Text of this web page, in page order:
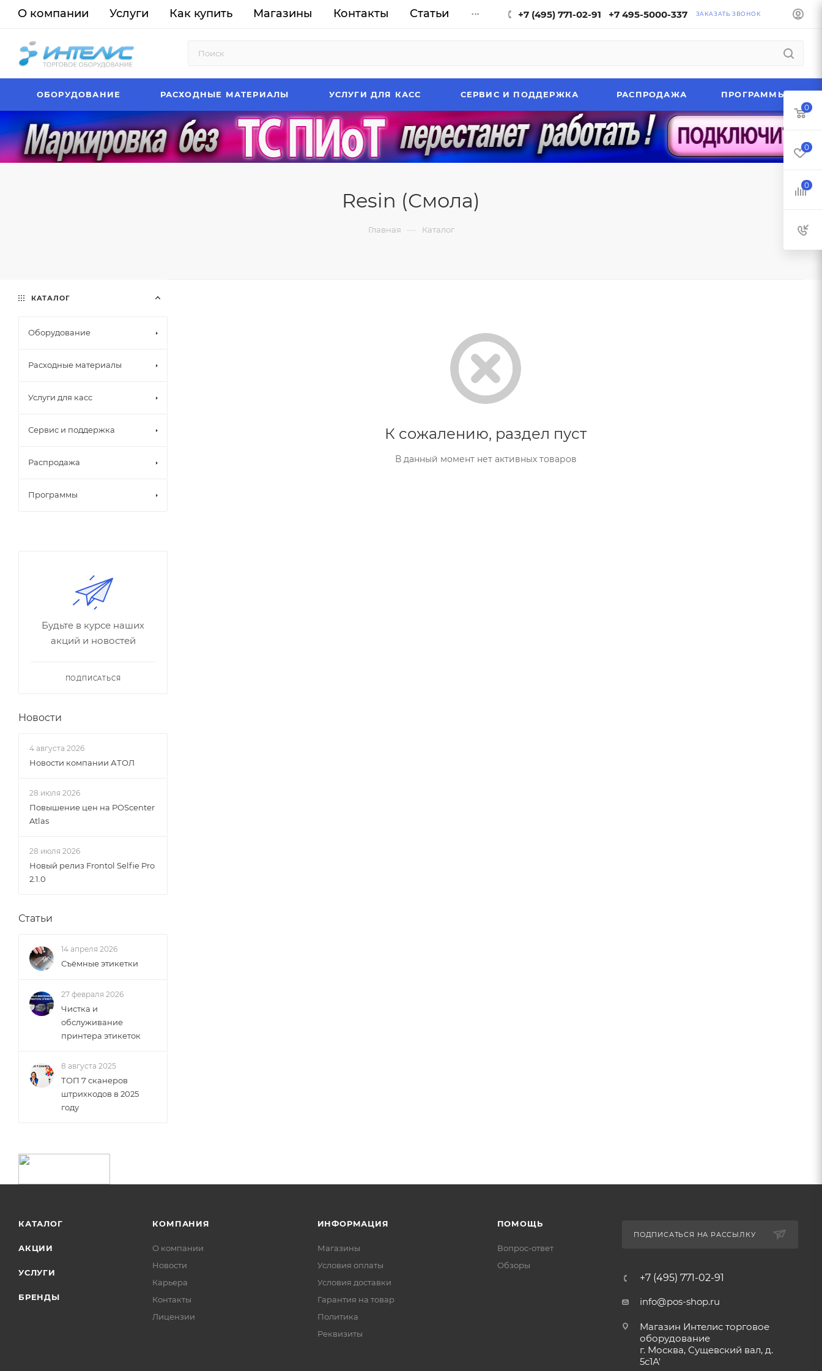
О компании Услуги Как купить Магазины Контакты Статьи ... +7 (495) 771-02-91 +7 495-5000-337 ЗАКАЗАТЬ ЗВОНОК
ОБОРУДОВАНИЕ РАСХОДНЫЕ МАТЕРИАЛЫ УСЛУГИ ДЛЯ КАСС СЕРВИС И ПОДДЕРЖКА РАСПРОДАЖА ПРОГРАММЫ
Resin (Смола)
Главная — Каталог
К сожалению, раздел пуст
В данный момент нет активных товаров
КАТАЛОГ
Оборудование
Расходные материалы
Услуги для касс
Сервис и поддержка
Распродажа
Программы
Будьте в курсе наших
акций и новостей
ПОДПИСАТЬСЯ
Новости
4 августа 2026
Новости компании АТОЛ
28 июля 2026
Повышение цен на POScenter
Atlas
28 июля 2026
Новый релиз Frontol Selfie Pro
2.1.0
Статьи
14 апреля 2026
Съёмные этикетки
27 февраля 2026
Чистка и
обслуживание
принтера этикеток
8 августа 2025
ТОП 7 сканеров
штрихкодов в 2025
году
КАТАЛОГ
АКЦИИ
УСЛУГИ
БРЕНДЫ
КОМПАНИЯ
О компании
Новости
Карьера
Контакты
Лицензии
ИНФОРМАЦИЯ
Магазины
Условия оплаты
Условия доставки
Гарантия на товар
Политика
Реквизиты
ПОМОЩЬ
Вопрос-ответ
Обзоры
ПОДПИСАТЬСЯ НА РАССЫЛКУ
+7 (495) 771-02-91
info@pos-shop.ru
Магазин Интелис торговое
оборудование
г. Москва, Сущевский вал, д.
5с1А'
0
0
0